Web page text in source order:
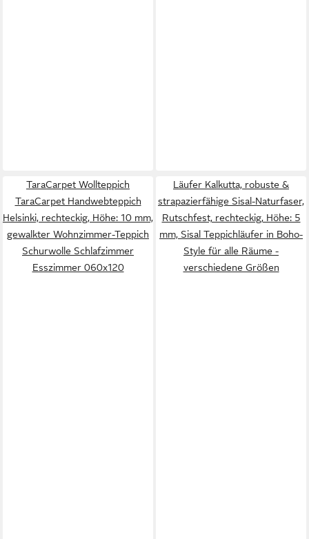
TaraCarpet Wollteppich
TaraCarpet Handwebteppich
Helsinki, rechteckig, Höhe: 10 mm,
gewalkter Wohnzimmer-Teppich
Schurwolle Schlafzimmer
Esszimmer 060x120
Läufer Kalkutta, robuste &
strapazierfähige Sisal-Naturfaser,
Rutschfest, rechteckig, Höhe: 5
mm, Sisal Teppichläufer in Boho-
Style für alle Räume -
verschiedene Größen